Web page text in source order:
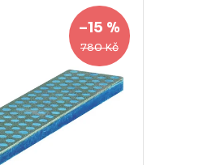
780 Kč
–15 %